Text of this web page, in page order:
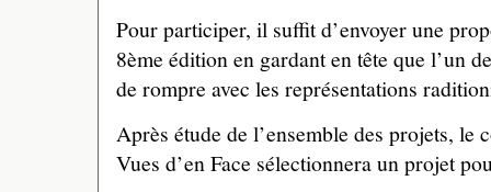
Pour participer, il suffit d’envoyer une
8ème édition en gardant en tête que l’un
de rompre avec les représentations
Après étude de l’ensemble des projets, le
Vues d’en Face sélectionnera un projet